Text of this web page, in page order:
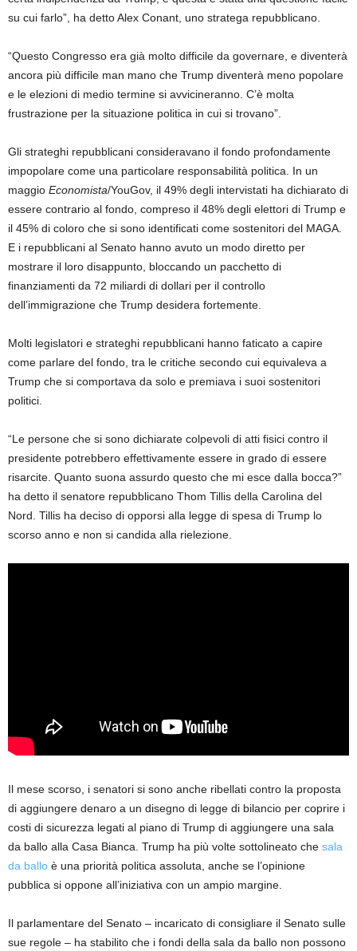
su cui farlo”, ha detto Alex Conant, uno stratega repubblicano.
“Questo Congresso era già molto difficile da governare, e diventerà
ancora più difficile man mano che Trump diventerà meno popolare
e le elezioni di medio termine si avvicineranno. C’è molta
frustrazione per la situazione politica in cui si trovano”.
Gli strateghi repubblicani consideravano il fondo profondamente
impopolare come una particolare responsabilità politica. In un
maggio Economista/YouGov, il 49% degli intervistati ha dichiarato di
essere contrario al fondo, compreso il 48% degli elettori di Trump e
il 45% di coloro che si sono identificati come sostenitori del MAGA.
E i repubblicani al Senato hanno avuto un modo diretto per
mostrare il loro disappunto, bloccando un pacchetto di
finanziamenti da 72 miliardi di dollari per il controllo
dell’immigrazione che Trump desidera fortemente.
Molti legislatori e strateghi repubblicani hanno faticato a capire
come parlare del fondo, tra le critiche secondo cui equivaleva a
Trump che si comportava da solo e premiava i suoi sostenitori
politici.
“Le persone che si sono dichiarate colpevoli di atti fisici contro il
presidente potrebbero effettivamente essere in grado di essere
risarcite. Quanto suona assurdo questo che mi esce dalla bocca?”
ha detto il senatore repubblicano Thom Tillis della Carolina del
Nord. Tillis ha deciso di opporsi alla legge di spesa di Trump lo
scorso anno e non si candida alla rielezione.
Il mese scorso, i senatori si sono anche ribellati contro la proposta
di aggiungere denaro a un disegno di legge di bilancio per coprire i
costi di sicurezza legati al piano di Trump di aggiungere una sala
da ballo alla Casa Bianca. Trump ha più volte sottolineato che sala
da ballo è una priorità politica assoluta, anche se l’opinione
pubblica si oppone all’iniziativa con un ampio margine.
Il parlamentare del Senato – incaricato di consigliare il Senato sulle
sue regole – ha stabilito che i fondi della sala da ballo non possono